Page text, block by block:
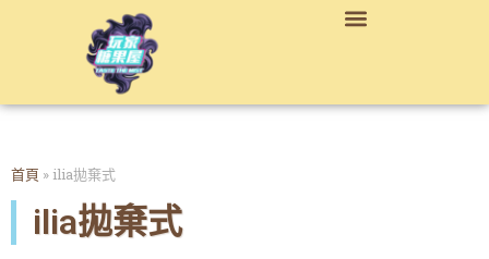
首頁 » ilia拋棄式
ilia拋棄式